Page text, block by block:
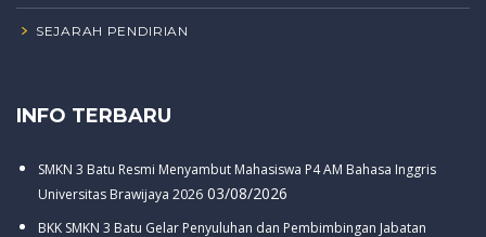
SEJARAH PENDIRIAN
INFO TERBARU
SMKN 3 Batu Resmi Menyambut Mahasiswa P4 AM Bahasa Inggris
Universitas Brawijaya 2026 03/08/2026
BKK SMKN 3 Batu Gelar Penyuluhan dan Pembimbingan Jabatan